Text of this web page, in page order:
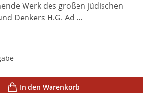
Werk des großen jüdischen
Denkers H.G. Ad ...
In den Warenkorb